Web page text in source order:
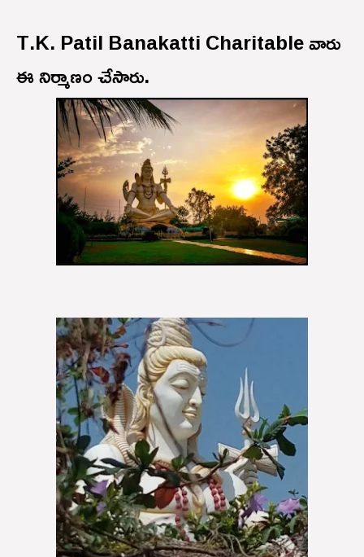
T.K. Patil Banakatti Charitableవారు
ఈ నిర్మాణం చేసారు.